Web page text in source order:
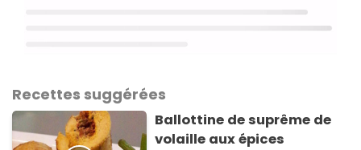
Recettes suggérées
Ballottine de suprême de
volaille aux épices